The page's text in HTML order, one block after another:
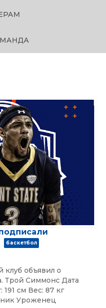
баскетбол
клуб объявил о
Трой Симмонс Дата
191 см Вес: 87 кг
Уроженец